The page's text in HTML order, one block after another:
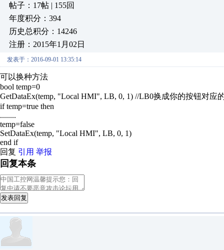
帖子：17帖 | 155回
年度积分：394
历史总积分：14246
注册：2015年1月02日
发表于：2016-09-01 13:35:14
可以换种方法
bool temp=0
GetDataEx(temp, "Local HMI", LB, 0, 1) //LB0换成你的按钮对应
if temp=true then
........
temp=false
SetDataEx(temp, "Local HMI", LB, 0, 1)
end if
回复 引用 举报
回复本条
发表回复